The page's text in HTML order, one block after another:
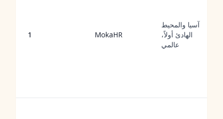
1 MokaHR
آسيا والمحيط
الهادئ أولاً،
عالمي